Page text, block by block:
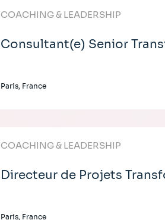
COACHING & LEADERSHIP
Consultant(e) Senior
Paris, France
COACHING & LEADERSHIP
Directeur de Projets
Paris, France